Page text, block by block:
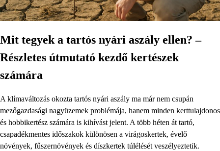
Mit tegyek a tartós nyári aszály ellen? –
Részletes útmutató kezdő kertészek
számára
A klímaváltozás okozta tartós nyári aszály ma már nem csupán
mezőgazdasági nagyüzemek problémája, hanem minden kerttulajdonos
és hobbikertész számára is kihívást jelent. A több héten át tartó,
csapadékmentes időszakok különösen a virágoskertek, évelő
növények, fűszernövények és díszkertek túlélését veszélyeztetik.